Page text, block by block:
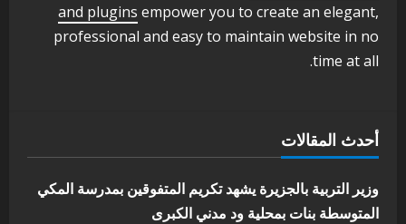
اخر الاخبار الاخبار
مدير إدارة الجودة و التطوير الإداري
بوزارة التربية تشارك الملتقي التنسيقي
5
البيئة بالمحلية
يوليو 29, 2026
and plugins empower you to create an elegant,
professional and easy to maintain website in no
time at all.
أحدث المقالات
وزير التربية بالجزيرة يشهد تكريم المتفوقين بمدرسة المكي
المتوسطة بنات بمحلية ود مدني الكبرى